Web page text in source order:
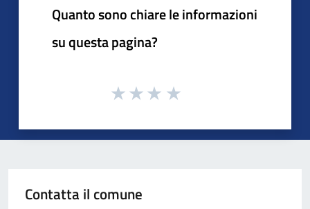
Quanto sono chiare le informazioni
su questa pagina?
Contatta il comune